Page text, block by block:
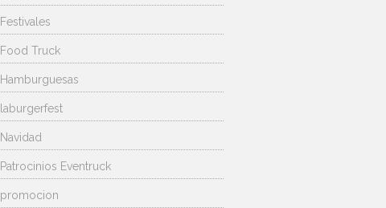
Festivales
Food Truck
Hamburguesas
laburgerfest
Navidad
Patrocinios Eventruck
promocion